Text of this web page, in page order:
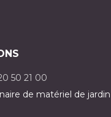
50 21 00
de matériel de